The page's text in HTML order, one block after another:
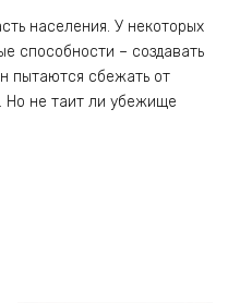
населения. У некоторых
способности – создавать
пытаются сбежать от
Но не таит ли убежище